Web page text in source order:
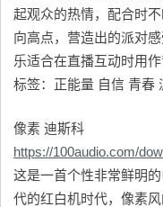
起观众的热情，配合时
向高点，营造出的派对
乐适合在直播互动时用作
标签：正能量 自信 青春
像素 迪斯科
https://100audio.com/
这是一首个性非常鲜明
代的红白机时代，像素